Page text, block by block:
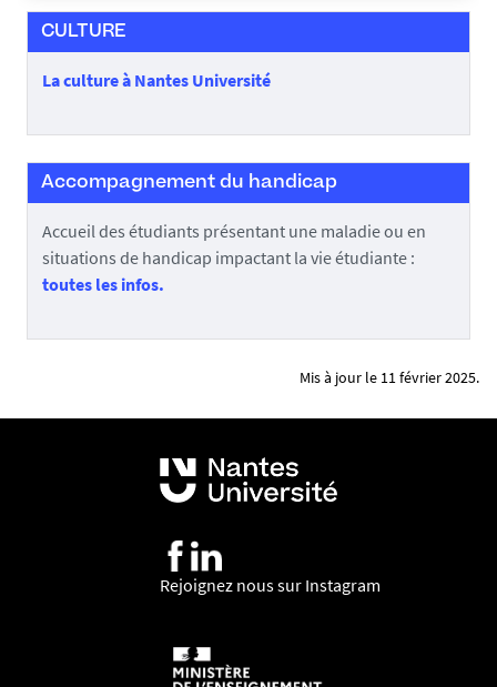
CULTURE
La culture à Nantes Université
Accompagnement du handicap
Accueil des étudiants présentant une maladie ou en
situations de handicap impactant la vie étudiante :
toutes les infos.
Mis à jour le 11 février 2025.
Rejoignez nous sur Instagram